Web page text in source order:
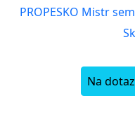
PROPESKO Mistr
Na dotaz